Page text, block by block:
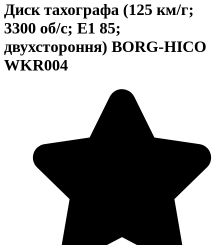
Диск тахографа (125 км/г;
3300 об/с; E1 85;
двухстороння) BORG-HICO
WKR004